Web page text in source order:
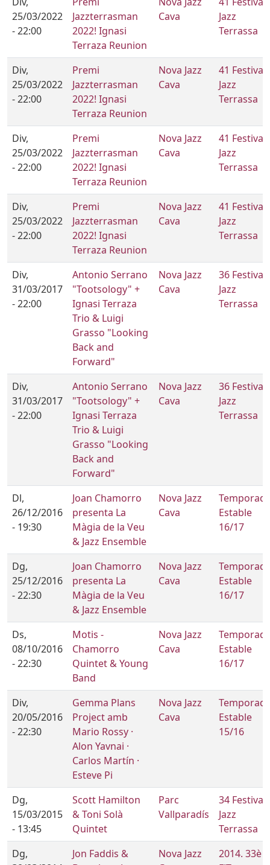
25/03/2022
- 22:00
Jazzterrasman
2022! Ignasi
Terraza Reunion
Cava
Jazz
Terrassa
Div,
25/03/2022
- 22:00
Premi
Jazzterrasman
2022! Ignasi
Terraza Reunion
Nova Jazz
Cava
41 Festival
Jazz
Terrassa
Div,
25/03/2022
- 22:00
Premi
Jazzterrasman
2022! Ignasi
Terraza Reunion
Nova Jazz
Cava
41 Festival
Jazz
Terrassa
Div,
25/03/2022
- 22:00
Premi
Jazzterrasman
2022! Ignasi
Terraza Reunion
Nova Jazz
Cava
41 Festival
Jazz
Terrassa
Div,
31/03/2017
- 22:00
Antonio Serrano
"Tootsology" +
Ignasi Terraza
Trio & Luigi
Grasso "Looking
Back and
Forward"
Nova Jazz
Cava
36 Festival
Jazz
Terrassa
Div,
31/03/2017
- 22:00
Antonio Serrano
"Tootsology" +
Ignasi Terraza
Trio & Luigi
Grasso "Looking
Back and
Forward"
Nova Jazz
Cava
36 Festival
Jazz
Terrassa
Dl,
26/12/2016
- 19:30
Joan Chamorro
presenta La
Màgia de la Veu
& Jazz Ensemble
Nova Jazz
Cava
Estable
16/17
Dg,
25/12/2016
- 22:30
Joan Chamorro
presenta La
Màgia de la Veu
& Jazz Ensemble
Nova Jazz
Cava
Estable
16/17
Ds,
08/10/2016
- 22:30
Motis -
Chamorro
Quintet & Young
Band
Nova Jazz
Cava
Estable
16/17
Div,
20/05/2016
- 22:30
Gemma Plans
Project amb
Mario Rossy ·
Alon Yavnai ·
Carlos Martín ·
Esteve Pi
Nova Jazz
Cava
Estable
15/16
Dg,
15/03/2015
- 13:45
Scott Hamilton
& Toni Solà
Quintet
Parc
Vallparadís
34 Festival
Jazz
Terrassa
Dg,
Jon Faddis &
Nova Jazz
2014. 33è